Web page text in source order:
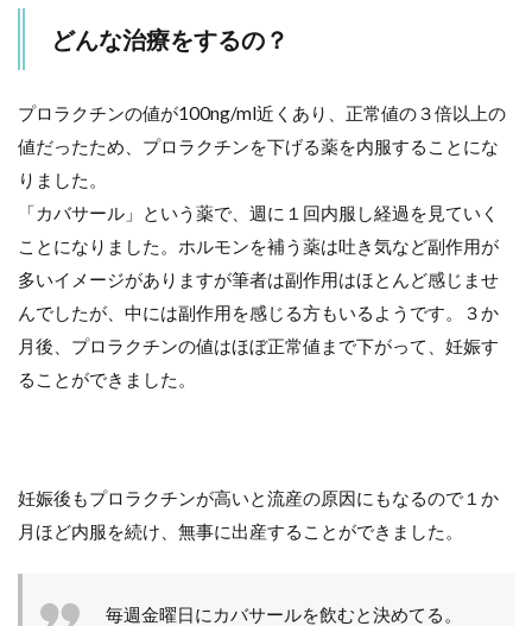
どんな治療をするの？
プロラクチンの値が100ng/ml近くあり、正常値の３倍以上の
値だったため、プロラクチンを下げる薬を内服することにな
りました。
「カバサール」という薬で、週に１回内服し経過を見ていく
ことになりました。ホルモンを補う薬は吐き気など副作用が
多いイメージがありますが筆者は副作用はほとんど感じませ
んでしたが、中には副作用を感じる方もいるようです。３か
月後、プロラクチンの値はほぼ正常値まで下がって、妊娠す
ることができました。
妊娠後もプロラクチンが高いと流産の原因にもなるので１か
月ほど内服を続け、無事に出産することができました。
毎週金曜日にカバサールを飲むと決めてる。